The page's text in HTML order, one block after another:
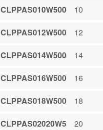
CLPPAS010W500 10
CLPPAS012W500 12
CLPPAS014W500 14
CLPPAS016W500 16
CLPPAS018W500 18
CLPPAS02020W5 20